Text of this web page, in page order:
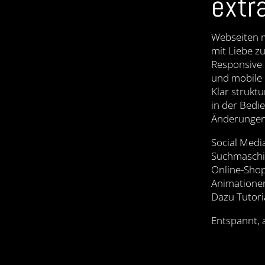
Webseiten
mit Liebe
und mobile
Klar
in der
Social
Online-
Dazu
Entspannt,